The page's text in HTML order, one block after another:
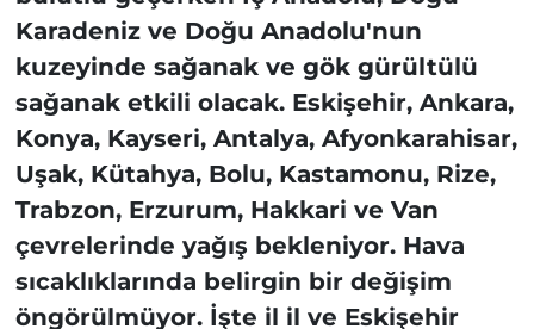
Karadeniz ve Doğu Anadolu'nun
kuzeyinde sağanak ve gök gürültülü
sağanak etkili olacak. Eskişehir, Ankara,
Konya, Kayseri, Antalya, Afyonkarahisar,
Uşak, Kütahya, Bolu, Kastamonu, Rize,
Trabzon, Erzurum, Hakkari ve Van
çevrelerinde yağış bekleniyor. Hava
sıcaklıklarında belirgin bir değişim
öngörülmüyor. İşte il il ve Eskişehir